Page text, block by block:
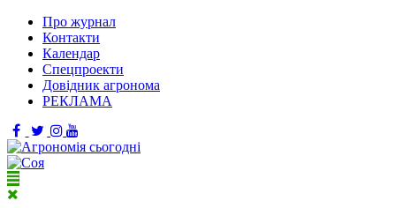
Про журнал
Контакти
Календар
Спецпроекти
Довідник агронома
РЕКЛАМА